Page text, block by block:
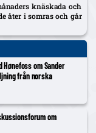
knäskada och
åter i somras och går
om Sander
från norska
om